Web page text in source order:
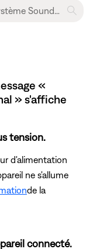
«
» s'affiche
tension.
d'alimentation
ne s'allume
de la
connecté.